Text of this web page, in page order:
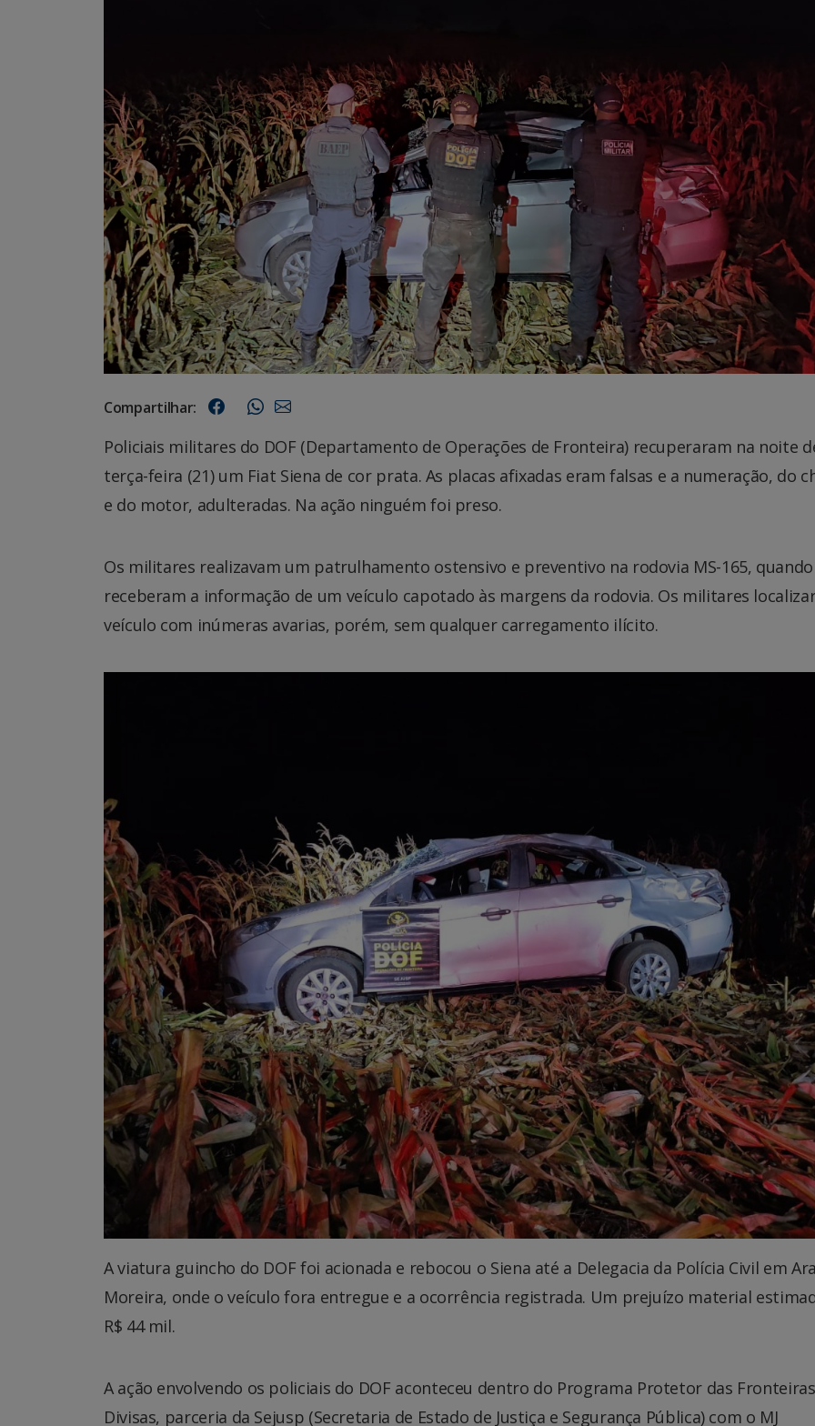
Compartilhar:
Policiais militares do DOF (Departamento de Operações de Fronteira) recuperaram na noite
terça-feira (21) um Fiat Siena de cor prata. As placas afixadas eram falsas e a numeração, do
e do motor, adulteradas. Na ação ninguém foi preso.
Os militares realizavam um patrulhamento ostensivo e preventivo na rodovia MS-165, quando
receberam a informação de um veículo capotado às margens da rodovia. Os militares
veículo com inúmeras avarias, porém, sem qualquer carregamento ilícito.
A viatura guincho do DOF foi acionada e rebocou o Siena até a Delegacia da Polícia Civil em
Moreira, onde o veículo fora entregue e a ocorrência registrada. Um prejuízo material
R$ 44 mil.
A ação envolvendo os policiais do DOF aconteceu dentro do Programa Protetor das
Divisas, parceria da Sejusp (Secretaria de Estado de Justiça e Segurança Pública) com o MJ